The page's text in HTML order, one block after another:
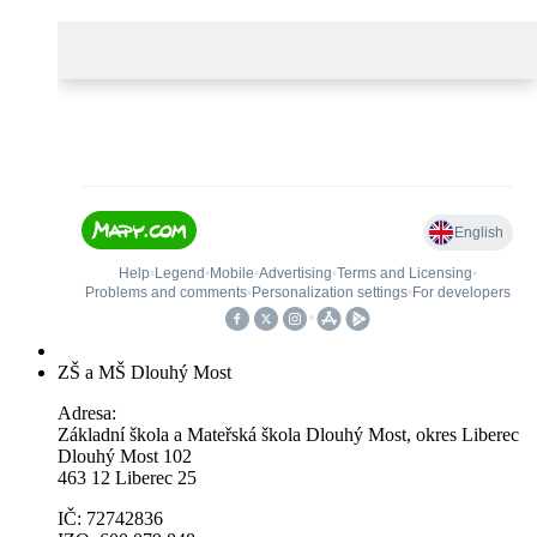
ZŠ a MŠ Dlouhý Most
Adresa:
Základní škola a Mateřská škola Dlouhý Most, okres Liberec
Dlouhý Most 102
463 12 Liberec 25
IČ: 72742836